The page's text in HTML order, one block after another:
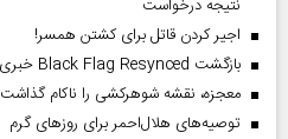
نتیجه درخواست
اجیر کردن قاتل برای کشتن همسر!
بازگشت Black Flag Resynced خبری جذاب برای دوستداران بازی
معجزه، نقشه شوهرکشی را ناکام گذاشت
توصیه‌های هلال‌احمر برای روز‌های گرم